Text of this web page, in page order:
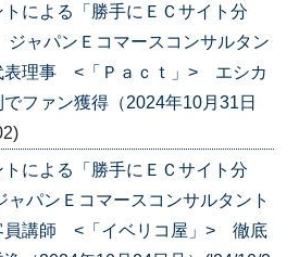
トによる「勝手にＥＣサイト分
ャパンＥコマースコンサルタン
表理事 <「Ｐａｃｔ」> エシカ
ファン獲得（2024年10月31日
トによる「勝手にＥＣサイト分
パンＥコマースコンサルタント
講師 <「イベリコ屋」> 徹底